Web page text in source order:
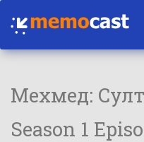
Мехмед:
Season 1